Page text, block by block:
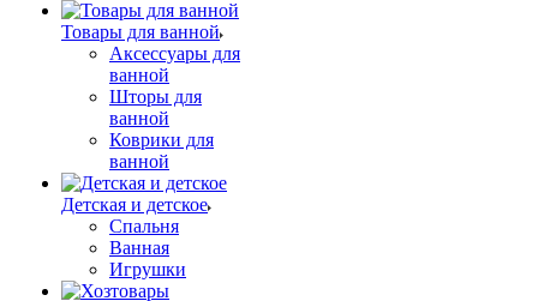
Товары для ванной
Аксессуары для
ванной
Шторы для
ванной
Коврики для
ванной
Детская и детское
Спальня
Ванная
Игрушки